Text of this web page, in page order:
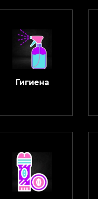
Гигиена